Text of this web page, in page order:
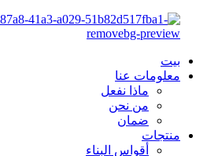
بيت
معلومات عنا
ماذا نفعل
من نحن
ضمان
منتجات
أقواس البناء